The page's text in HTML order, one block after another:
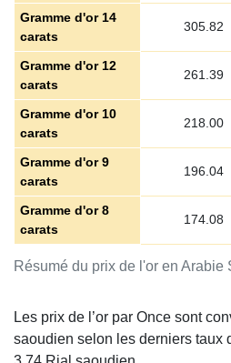
Résumé du prix de l'or en Arabie
Gramme d'or 14
carats
305.82
Gramme d'or 12
carats
261.39
Gramme d'or 10
carats
218.00
Gramme d'or 9
carats
196.04
Gramme d'or 8
carats
174.08
Les prix de l’or par Once sont
saoudien selon les derniers taux